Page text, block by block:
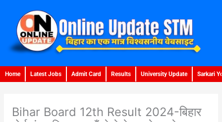
content
Home Latest Jobs Admit Card Results University Update Sarkari
Bihar Board 12th Result 2024-बिहार